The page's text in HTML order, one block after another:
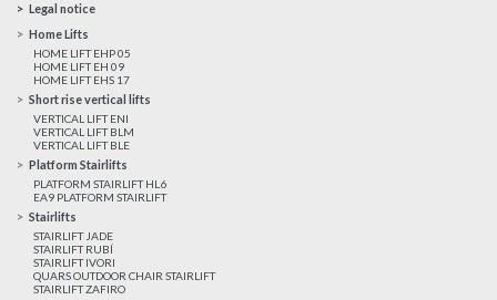
Legal notice
Home Lifts
HOME LIFT EHP 05
HOME LIFT EH 09
HOME LIFT EHS 17
Short rise vertical lifts
VERTICAL LIFT ENI
VERTICAL LIFT BLM
VERTICAL LIFT BLE
Platform Stairlifts
PLATFORM STAIRLIFT HL6
EA9 PLATFORM STAIRLIFT
Stairlifts
STAIRLIFT JADE
STAIRLIFT RUBÍ
STAIRLIFT IVORI
QUARS OUTDOOR CHAIR STAIRLIFT
STAIRLIFT ZAFIRO